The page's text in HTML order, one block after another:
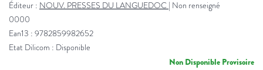
Éditeur : NOUV. PRESSES DU LANGUEDOC | Non renseigné
0000
Ean13 : 9782859982652
Etat Dilicom : Disponible
Non Disponible Provisoire